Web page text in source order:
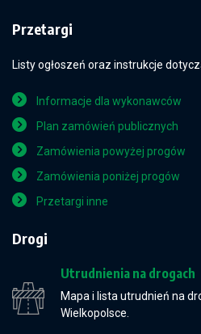
Przetargi
Listy ogłoszeń oraz instrukcje
Informacje dla wykonawców
Plan zamówień publicznych
Zamówienia powyżej progów
Zamówienia poniżej progów
Przetargi inne
Drogi
Utrudnienia na drogach
Mapa i lista utrudnień na
Wielkopolsce.